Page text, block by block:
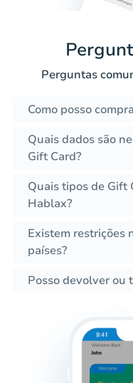
Perguntas
Como posso
Quais dados são
Gift Card?
Quais tipos de Gift
Hablax?
Existem restrições
países?
Posso devolver ou